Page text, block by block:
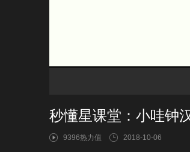
秒懂星课堂：小哇钟
9396热力值 2018-10-06